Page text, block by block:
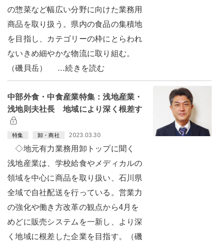
の惣菜など幅広い分野に向けた業務用
商品を取り扱う。県内の食品の集積地
を目指し、カテゴリーの枠にとらわれ
ないきめ細やかな物流に取り組む。
（磯貝岳） …続きを読む
中部外食・中食産業特集：浅地産業・
浅地則夫社長 地域により深く根差す
特集 卸・商社 2023.03.30
◇地元有力業務用卸トップに聞く
浅地産業は、学校給食やメディカルの
領域を中心に商品を取り扱い、石川県
全域で自社配送を行っている。営業力
の強化や働き方改革の観点から4月を
めどに販売システムを一新し、より深
く地域に根差した企業を目指す。（磯